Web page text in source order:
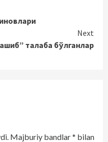
Next
талаба бўлганлар
Majburiy bandlar* bilan